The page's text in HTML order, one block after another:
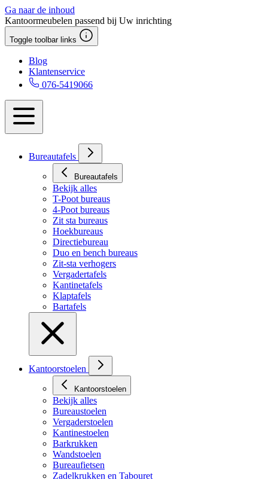
Ga naar de inhoud
Kantoormeubelen passend bij Uw inrichting
Toggle toolbar links
Blog
Klantenservice
076-5419066
Bureautafels
Bureautafels
Bekijk alles
T-Poot bureaus
4-Poot bureaus
Zit sta bureaus
Hoekbureaus
Directiebureau
Duo en bench bureaus
Zit-sta verhogers
Vergadertafels
Kantinetafels
Klaptafels
Bartafels
Kantoorstoelen
Kantoorstoelen
Bekijk alles
Bureaustoelen
Vergaderstoelen
Kantinestoelen
Barkrukken
Wandstoelen
Bureaufietsen
Zadelkrukken en Tabouret